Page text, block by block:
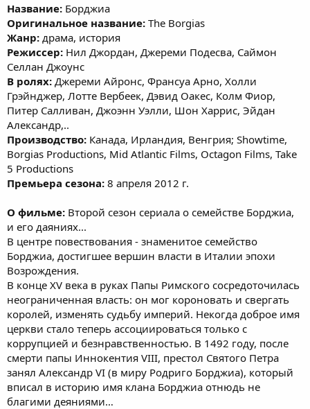
Название: Борджиа
Оригинальное название: The Borgias
Жанр: драма, история
Режиссер: Нил Джордан, Джереми Подесва, Саймон
Селлан Джоунс
В ролях: Джереми Айронс, Франсуа Арно, Холли
Грэйнджер, Лотте Вербеек, Дэвид Оакес, Колм Фиор,
Питер Салливан, Джоэнн Уэлли, Шон Харрис, Эйдан
Александр,..
Производство: Канада, Ирландия, Венгрия; Showtime,
Borgias Productions, Mid Atlantic Films, Octagon Films, Take
5 Productions
Премьера сезона: 8 апреля 2012 г.
О фильме: Второй сезон сериала о семействе Борджиа,
и его даяниях...
В центре повествования - знаменитое семейство
Борджиа, достигшее вершин власти в Италии эпохи
Возрождения.
В конце XV века в руках Папы Римского сосредоточилась
неограниченная власть: он мог короновать и свергать
королей, изменять судьбу империй. Некогда доброе имя
церкви стало теперь ассоциироваться только с
коррупцией и безнравственностью. В 1492 году, после
смерти папы Иннокентия VIII, престол Святого Петра
занял Александр VI (в миру Родриго Борджиа), который
вписал в историю имя клана Борджиа отнюдь не
благими деяниями…